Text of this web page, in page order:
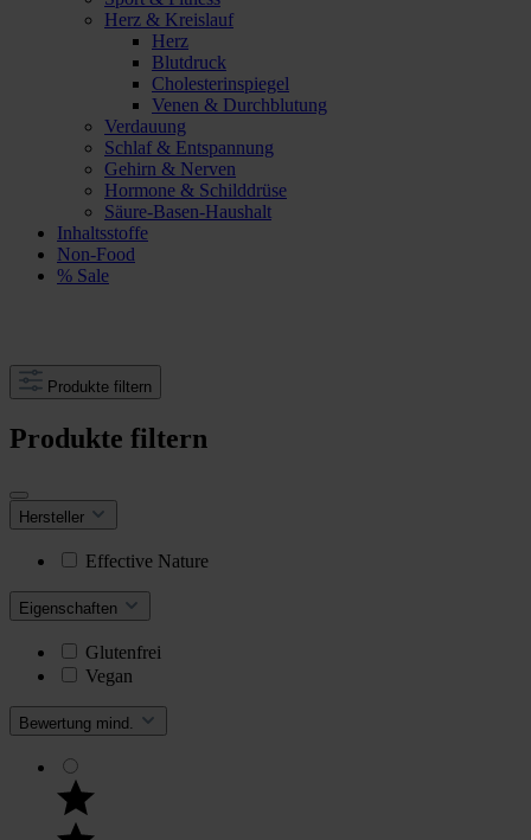
Herz & Kreislauf
Herz
Blutdruck
Cholesterinspiegel
Venen & Durchblutung
Verdauung
Schlaf & Entspannung
Gehirn & Nerven
Hormone & Schilddrüse
Säure-Basen-Haushalt
Inhaltsstoffe
Non-Food
% Sale
Produkte filtern
Produkte filtern
Hersteller
Effective Nature
Eigenschaften
Glutenfrei
Vegan
Bewertung mind.